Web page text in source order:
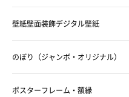
壁紙壁面装飾デジタル壁紙
のぼり（ジャンボ・オリジナル）
ポスターフレーム・額縁